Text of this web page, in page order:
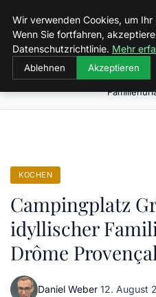
Malzminden
KOCHEN
Campingplatz
idyllischer
Drôme
Daniel Weber·12. August
Wir verwenden Cookies, um
Wenn Sie fortfahren,
Datenschutzrichtlinie. Mehr
Ablehnen Akzeptieren